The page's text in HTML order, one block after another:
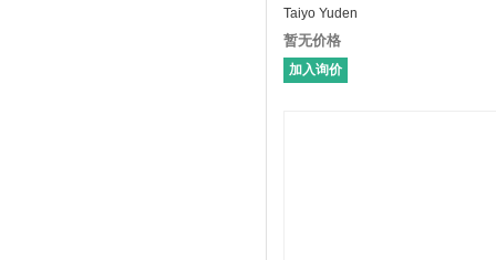
Taiyo Yuden
暂无价格
加入询价